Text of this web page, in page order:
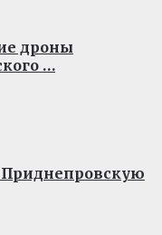
дроны
…